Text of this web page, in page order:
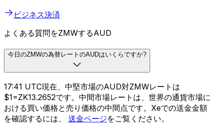
ビジネス決済
よくある質問をZMWするAUD
今日のZMWの為替レートのAUDはいくらですか?
17:41 UTC現在、中堅市場のAUD対ZMWレートは
$1=ZK13.2652です。中間市場レートは、世界の通貨市場に
おける買い価格と売り価格の中間点です。Xeでの送金金額
を確認するには、 送金ページをご覧ください。